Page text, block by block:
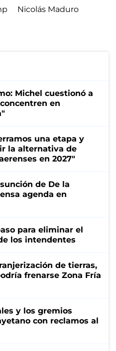
Nicolás Maduro
Michel cuestionó a
en
una etapa y
la alternativa de
en 2027"
de De la
agenda en
para eliminar el
los intendentes
de tierras,
frenarse Zona Fría
y los gremios
con reclamos al